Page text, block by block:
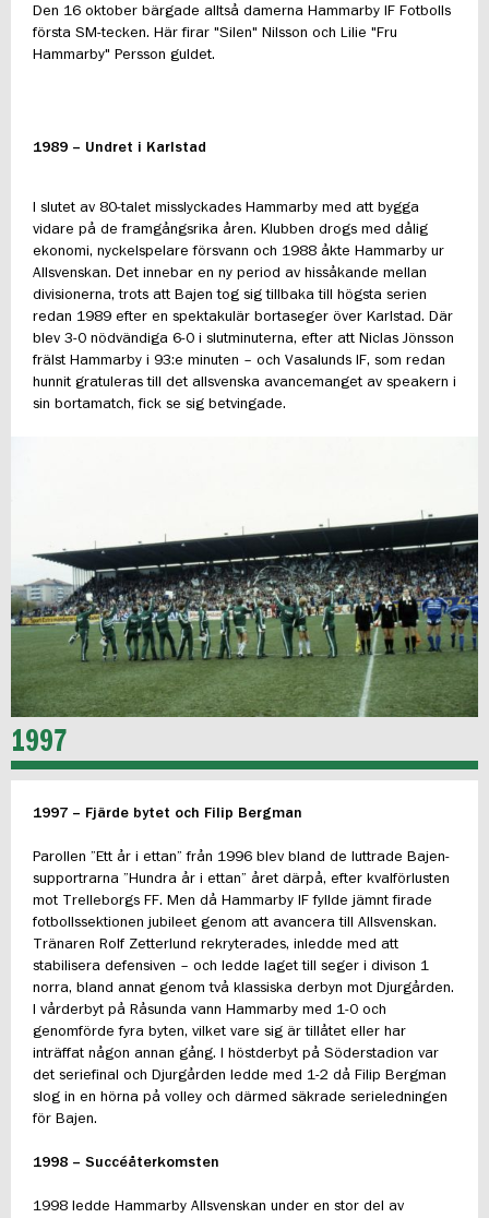
Den 16 oktober bärgade alltså damerna Hammarby IF Fotbolls
första SM-tecken. Här firar "Silen" Nilsson och Lilie "Fru
Hammarby" Persson guldet.
1989 – Undret i Karlstad
I slutet av 80-talet misslyckades Hammarby med att bygga
vidare på de framgångsrika åren. Klubben drogs med dålig
ekonomi, nyckelspelare försvann och 1988 åkte Hammarby ur
Allsvenskan. Det innebar en ny period av hissåkande mellan
divisionerna, trots att Bajen tog sig tillbaka till högsta serien
redan 1989 efter en spektakulär bortaseger över Karlstad. Där
blev 3-0 nödvändiga 6-0 i slutminuterna, efter att Niclas Jönsson
frälst Hammarby i 93:e minuten – och Vasalunds IF, som redan
hunnit gratuleras till det allsvenska avancemanget av speakern i
sin bortamatch, fick se sig betvingade.
1997
1997 – Fjärde bytet och Filip Bergman
Parollen ”Ett år i ettan” från 1996 blev bland de luttrade Bajen-
supportrarna ”Hundra år i ettan” året därpå, efter kvalförlusten
mot Trelleborgs FF. Men då Hammarby IF fyllde jämnt firade
fotbollssektionen jubileet genom att avancera till Allsvenskan.
Tränaren Rolf Zetterlund rekryterades, inledde med att
stabilisera defensiven – och ledde laget till seger i divison 1
norra, bland annat genom två klassiska derbyn mot Djurgården.
I vårderbyt på Råsunda vann Hammarby med 1-0 och
genomförde fyra byten, vilket vare sig är tillåtet eller har
inträffat någon annan gång. I höstderbyt på Söderstadion var
det seriefinal och Djurgården ledde med 1-2 då Filip Bergman
slog in en hörna på volley och därmed säkrade serieledningen
för Bajen.
1998 – Succéåterkomsten
1998 ledde Hammarby Allsvenskan under en stor del av